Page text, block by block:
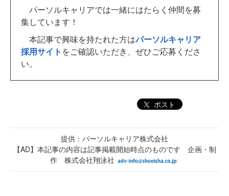
パーソルキャリアでは一緒にはたらく仲間を募
集しています！
本記事で興味を持たれた方はパーソルキャリア
採用サイト をご確認いただき、ぜひご応募くださ
い。
ポスト
提供：パーソルキャリア株式会社
【AD】本記事の内容は記事掲載開始時点のものです 企画・制
作 株式会社翔泳社